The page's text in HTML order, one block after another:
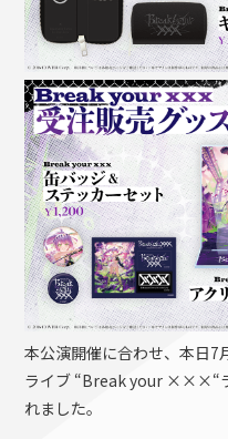
本公演開催に合わせ、本日7
ライブ “Break your ×××“
れました。